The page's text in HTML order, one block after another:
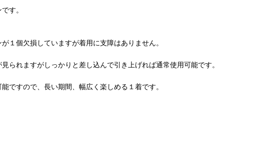
す。
１個欠損していますが着用に支障はありません。
られますがしっかりと差し込んで引き上げれば通常使用可能です。
ですので、長い期間、幅広く楽しめる１着です。